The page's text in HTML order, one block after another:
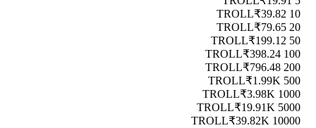
10 TROLL
₹39.82
20 TROLL
₹79.65
50 TROLL
₹199.12
100 TROLL
₹398.24
200 TROLL
₹796.48
500 TROLL
₹1.99K
1000 TROLL
₹3.98K
5000 TROLL
₹19.91K
10000 TROLL
₹39.82K